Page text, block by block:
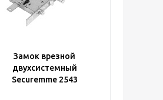
Замок врезной
двухсистемный
Securemme 2543